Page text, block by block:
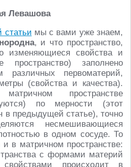
Левашова
статьи мы с вами уже знаем,
, и что пространство,
изменяющиеся свойства и
пространство) заполнено
различных первоматерий,
(свойства и качества).
пространстве
по мерности (этот
в предыдущей статье), точно
несмешивающиеся
в одном сосуде. То
в матричном пространстве:
с формами материй
происходит в